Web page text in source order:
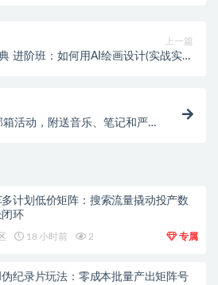
上一篇
进阶班：如何用AI绘画设计(实战实操
箱活动，附送音乐、笔记和严
计划低价矩阵：搜索流量撬动投产数
环
18 小时前 2 专属
纪录片玩法：零成本批量产出矩阵号